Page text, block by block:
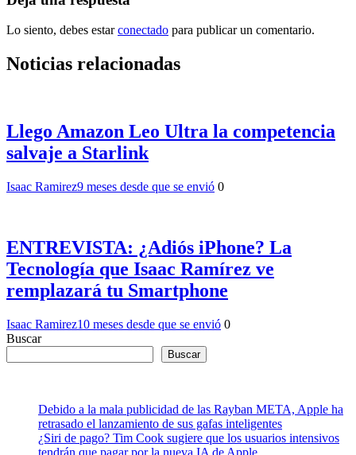
Lo siento, debes estarconectado para publicar un comentario.
Noticias relacionadas
Llego Amazon Leo Ultra la competencia
salvaje a Starlink
Isaac Ramirez9 meses desde que se envió 0
ENTREVISTA: ¿Adiós iPhone? La
Tecnología que Isaac Ramírez ve
remplazará tu Smartphone
Isaac Ramirez10 meses desde que se envió 0
Buscar
Buscar
Debido a la mala publicidad de las Rayban META, Apple ha
retrasado el lanzamiento de sus gafas inteligentes
¿Siri de pago? Tim Cook sugiere que los usuarios intensivos
tendrán que pagar por la nueva IA de Apple